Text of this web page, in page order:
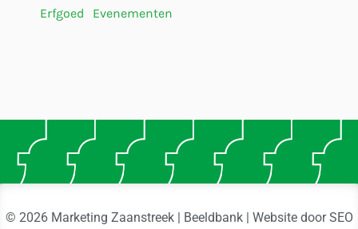
Erfgoed Evenementen
© 2026 Marketing Zaanstreek | Beeldbank | Website doorSEO